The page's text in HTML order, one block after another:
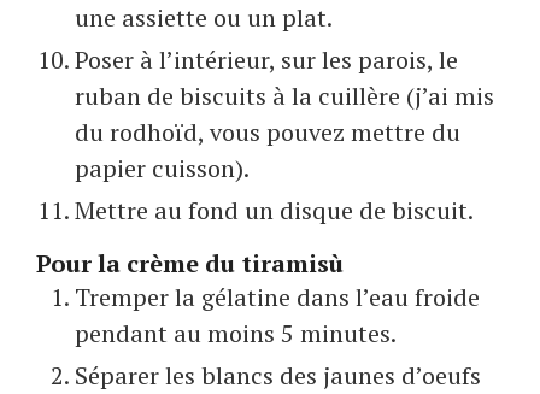
une assiette ou un plat.
Poser à l’intérieur, sur les parois, le
ruban de biscuits à la cuillère (j’ai mis
du rodhoïd, vous pouvez mettre du
papier cuisson).
Mettre au fond un disque de biscuit.
Pour la crème du tiramisù
Tremper la gélatine dans l’eau froide
pendant au moins 5 minutes.
Séparer les blancs des jaunes d’oeufs